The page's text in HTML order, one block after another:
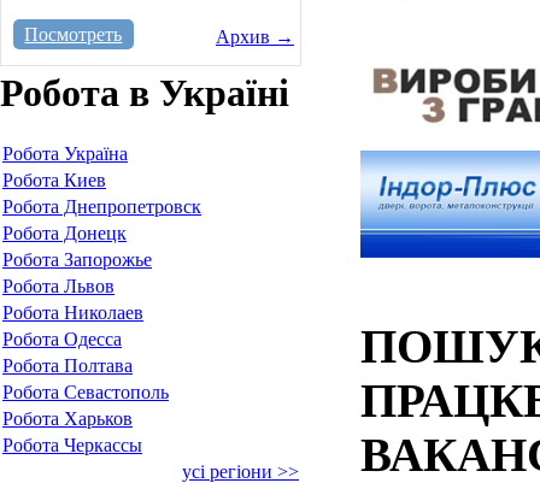
Архив →
Посмотреть
Робота в Україні
Робота Україна
Робота Киев
Робота Днепропетровск
Робота Донецк
Робота Запорожье
Робота Львов
Робота Николаев
Робота Одесса
Робота Полтава
Робота Севастополь
Робота Харьков
Робота Черкассы
усі регіони >>